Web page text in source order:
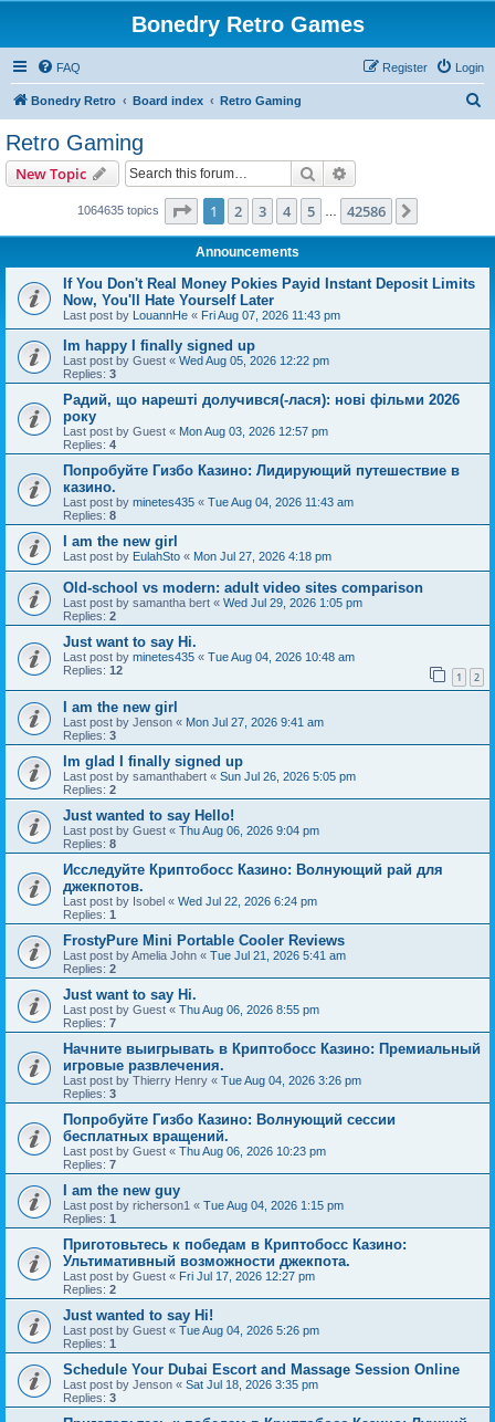
Bonedry Retro Games
FAQ Login
Register
Bonedry Retro Board index Retro Gaming
Retro Gaming
New Topic Search
1064635 topics Page 1of 42586
1 2 3 4 5 42586
Announcements
If You Don't Real Money Pokies Payid Instant Deposit Limits
Now, You'll Hate Yourself Later
Last post by LouannHe « Fri Aug 07, 2026 11:43 pm
Im happy I finally signed up
Last post by Guest « Wed Aug 05, 2026 12:22 pm
Replies: 3
Радий, що нарешті долучився(-лася): нові фільми 2026
року
Last post by Guest « Mon Aug 03, 2026 12:57 pm
Replies: 4
Попробуйте Гизбо Казино: Лидирующий путешествие в
казино.
Last post by minetes435 « Tue Aug 04, 2026 11:43 am
Replies: 8
I am the new girl
Last post by EulahSto « Mon Jul 27, 2026 4:18 pm
Old-school vs modern: adult video sites comparison
Last post by samantha bert « Wed Jul 29, 2026 1:05 pm
Replies: 2
Just want to say Hi.
Last post by minetes435 « Tue Aug 04, 2026 10:48 am
Replies: 12 1 2
I am the new girl
Last post by Jenson « Mon Jul 27, 2026 9:41 am
Replies: 3
Im glad I finally signed up
Last post by samanthabert « Sun Jul 26, 2026 5:05 pm
Replies: 2
Just wanted to say Hello!
Last post by Guest « Thu Aug 06, 2026 9:04 pm
Replies: 8
Исследуйте Криптобосс Казино: Волнующий рай для
джекпотов.
Last post by Isobel « Wed Jul 22, 2026 6:24 pm
Replies: 1
FrostyPure Mini Portable Cooler Reviews
Last post byAmelia John « Tue Jul 21, 2026 5:41 am
Replies: 2
Just want to say Hi.
Last post by Guest « Thu Aug 06, 2026 8:55 pm
Replies: 7
Начните выигрывать в Криптобосс Казино: Премиальный
игровые развлечения.
Last post by Thierry Henry « Tue Aug 04, 2026 3:26 pm
Replies: 3
Попробуйте Гизбо Казино: Волнующий сессии
бесплатных вращений.
Last post by Guest « Thu Aug 06, 2026 10:23 pm
Replies: 7
I am the new guy
Last post by richerson1 « Tue Aug 04, 2026 1:15 pm
Replies: 1
Приготовьтесь к победам в Криптобосс Казино:
Ультимативный возможности джекпота.
Last post by Guest « Fri Jul 17, 2026 12:27 pm
Replies: 2
Just wanted to say Hi!
Last post by Guest « Tue Aug 04, 2026 5:26 pm
Replies: 1
Schedule Your Dubai Escort and Massage Session Online
Last post by Jenson « Sat Jul 18, 2026 3:35 pm
Replies: 3